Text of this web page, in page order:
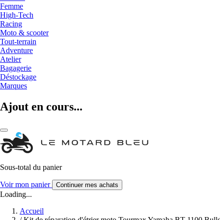
Femme
High-Tech
Racing
Moto & scooter
Tout-terrain
Adventure
Atelier
Bagagerie
Déstockage
Marques
Ajout en cours...
Sous-total du panier
Voir mon panier Continuer mes achats
Loading...
Accueil